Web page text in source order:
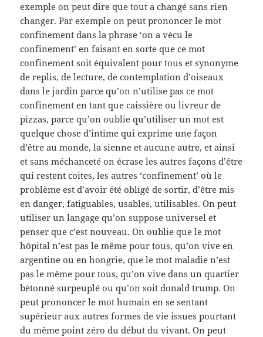
exemple on peut dire que tout a changé sans rien
changer. Par exemple on peut prononcer le mot
confinement dans la phrase ‘on a vécu le
confinement’ en faisant en sorte que ce mot
confinement soit équivalent pour tous et synonyme
de replis, de lecture, de contemplation d’oiseaux
dans le jardin parce qu’on n’utilise pas ce mot
confinement en tant que caissière ou livreur de
pizzas, parce qu’on oublie qu’utiliser un mot est
quelque chose d’intime qui exprime une façon
d’être au monde, la sienne et aucune autre, et ainsi
et sans méchanceté on écrase les autres façons d’être
qui restent coites, les autres ‘confinement’ où le
problème est d’avoir été obligé de sortir, d’être mis
en danger, fatiguables, usables, utilisables. On peut
utiliser un langage qu’on suppose universel et
penser que c’est nouveau. On oublie que le mot
hôpital n’est pas le même pour tous, qu’on vive en
argentine ou en hongrie, que le mot maladie n’est
pas le même pour tous, qu’on vive dans un quartier
bétonné surpeuplé ou qu’on soit donald trump. On
peut prononcer le mot humain en se sentant
supérieur aux autres formes de vie issues pourtant
du même point zéro du début du vivant. On peut